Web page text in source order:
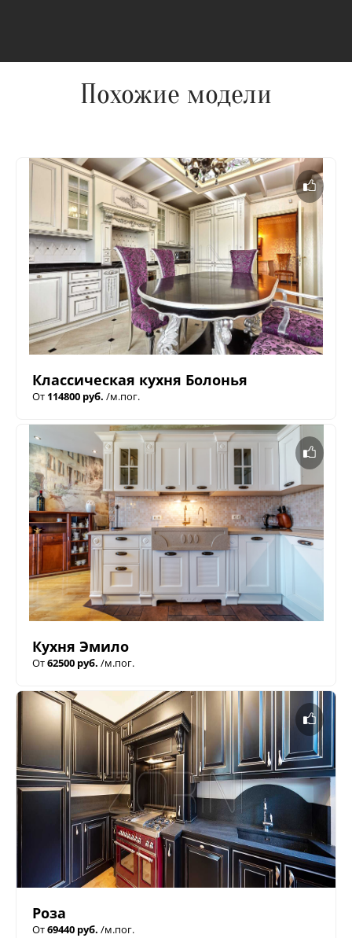
Похожие модели
Классическая кухня Болонья
От 114800 руб. /м.пог.
Кухня Эмило
От62500 руб. /м.пог.
Роза
От69440 руб. /м.пог.